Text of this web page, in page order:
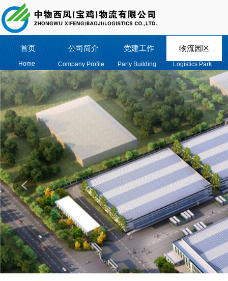
Party Building Logistics Park
Home Company Profile
首页 公司简介 党建工作 物流园区